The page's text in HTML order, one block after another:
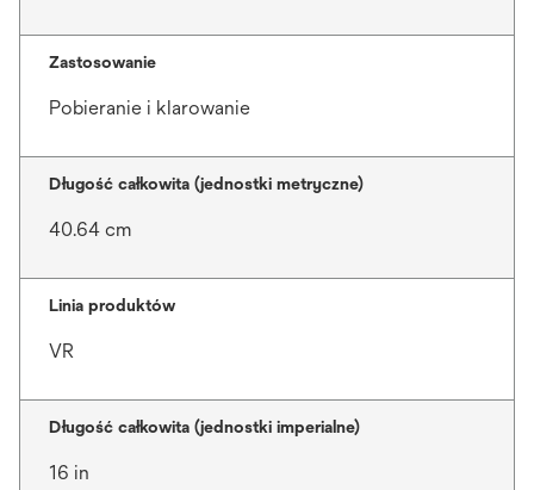
Zastosowanie
Pobieranie i klarowanie
Długość całkowita (jednostki metryczne)
40.64 cm
Linia produktów
VR
Długość całkowita (jednostki imperialne)
16 in